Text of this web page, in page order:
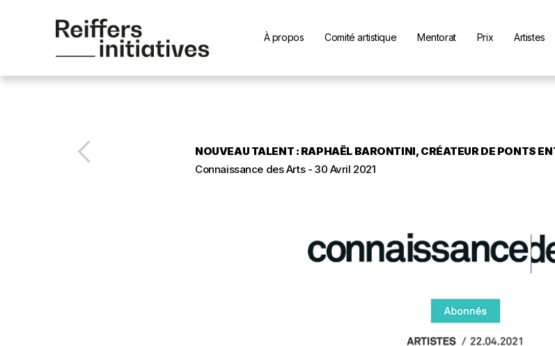
À propos Comité artistique Mentorat Prix Artistes
NOUVEAU TALENT : RAPHAËL BARONTINI, CRÉATEUR DE PONTS
Connaissance des Arts - 30 Avril 2021